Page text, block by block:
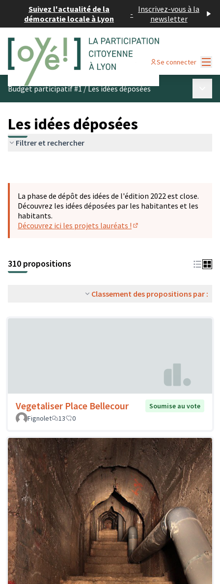
Suivez l'actualité de la
démocratie locale à Lyon
- Inscrivez-vous à la
newsletter
Se connecter
Budget participatif #1/Les idées déposées
Les idées déposées
Filtrer et rechercher
La phase de dépôt des idées de l'édition 2022 est close.
Découvrez les idées déposées par les habitantes et les
habitants.
Découvrez ici les projets lauréats !
310 propositions
Classement des propositions par :
Vegetaliser Place Bellecour
Soumise au vote
Fignolet
13 0